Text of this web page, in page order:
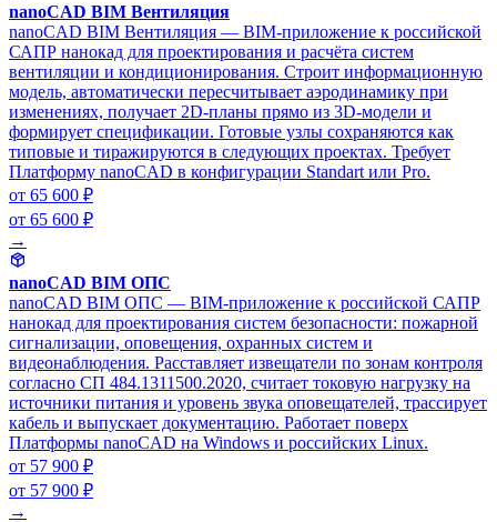
nanoCAD BIM Вентиляция
nanoCAD BIM Вентиляция — BIM-приложение к российской
САПР нанокад для проектирования и расчёта систем
вентиляции и кондиционирования. Строит информационную
модель, автоматически пересчитывает аэродинамику при
изменениях, получает 2D-планы прямо из 3D-модели и
формирует спецификации. Готовые узлы сохраняются как
типовые и тиражируются в следующих проектах. Требует
Платформу nanoCAD в конфигурации Standart или Pro.
от 65 600 ₽
от 65 600 ₽
→
nanoCAD BIM ОПС
nanoCAD BIM ОПС — BIM-приложение к российской САПР
нанокад для проектирования систем безопасности: пожарной
сигнализации, оповещения, охранных систем и
видеонаблюдения. Расставляет извещатели по зонам контроля
согласно СП 484.1311500.2020, считает токовую нагрузку на
источники питания и уровень звука оповещателей, трассирует
кабель и выпускает документацию. Работает поверх
Платформы nanoCAD на Windows и российских Linux.
от 57 900 ₽
от 57 900 ₽
→